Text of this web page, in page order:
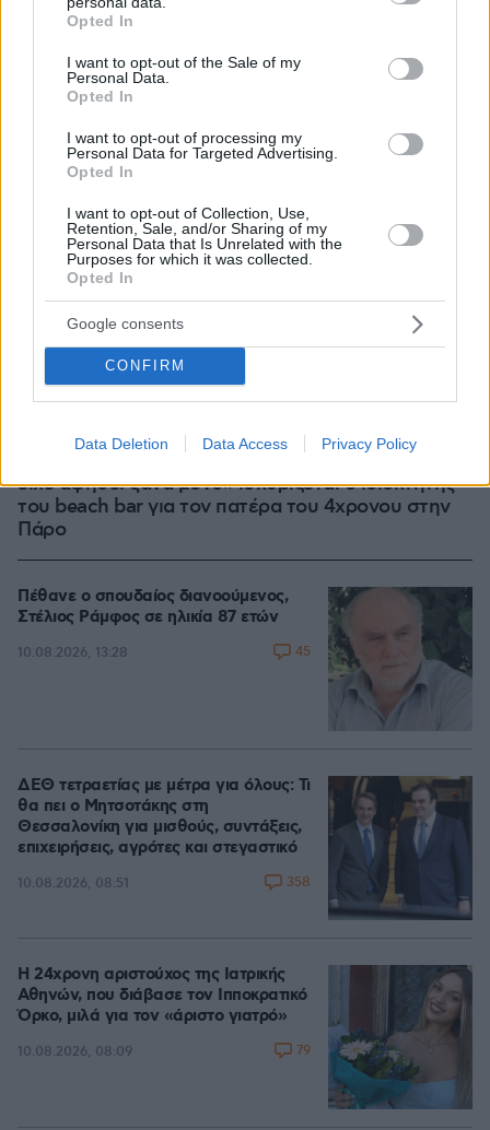
grant or deny consent to Google and its third-party tags to
use your data for below specified purposes in below Google
consent section.
Opted In
I want to opt-out of the Sale of my
Personal Data.
Opted In
I want to opt-out of processing my
Personal Data for Targeted Advertising.
Opted In
I want to opt-out of Collection, Use,
Retention, Sale, and/or Sharing of my
Personal Data that Is Unrelated with the
Purposes for which it was collected.
Opted In
Google consents
CONFIRM
Data Deletion Data Access Privacy Policy
είχε αφήσει ξανά μόνο» ισχυρίζεται ο ιδιοκτήτης
του beach bar για τον πατέρα του 4χρονου στην
Πάρο
10.08.2026, 12:21
Πέθανε ο σπουδαίος διανοούμενος,
Στέλιος Ράμφος σε ηλικία 87 ετών
10.08.2026, 13:28 45
ΔΕΘ τετραετίας με μέτρα για όλους: Τι
θα πει ο Μητσοτάκης στη
Θεσσαλονίκη για μισθούς, συντάξεις,
επιχειρήσεις, αγρότες και στεγαστικό
10.08.2026, 08:51 358
Η 24χρονη αριστούχος της Ιατρικής
Αθηνών, που διάβασε τον Ιπποκρατικό
Όρκο, μιλά για τον «άριστο γιατρό»
10.08.2026, 08:09 79